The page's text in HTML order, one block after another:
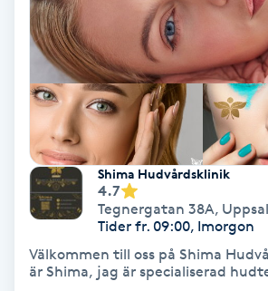
Fibromassage
Fillers
Fotmassage
Fotsvamp
Shima Hudvårdsklinik
4.7
Tegnergatan 38A,
Tider fr. 09:00, Imorgon
Välkommen till oss på Shima
är Shima, jag är specialiserad